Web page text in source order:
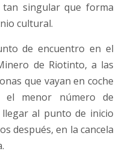
singular que forma
cultural.
de encuentro en el
de Riotinto, a las
que vayan en coche
menor número de
al punto de inicio
después, en la cancela